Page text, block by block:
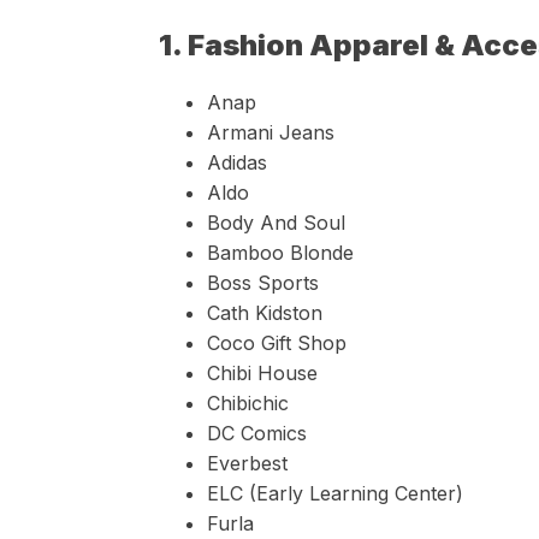
1. Fashion Apparel &
Anap
Armani Jeans
Adidas
Aldo
Body And Soul
Bamboo Blonde
Boss Sports
Cath Kidston
Coco Gift Shop
Chibi House
Chibichic
DC Comics
Everbest
ELC (Early Learning Center)
Furla